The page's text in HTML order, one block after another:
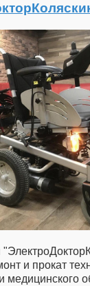
и прокат
медицинского